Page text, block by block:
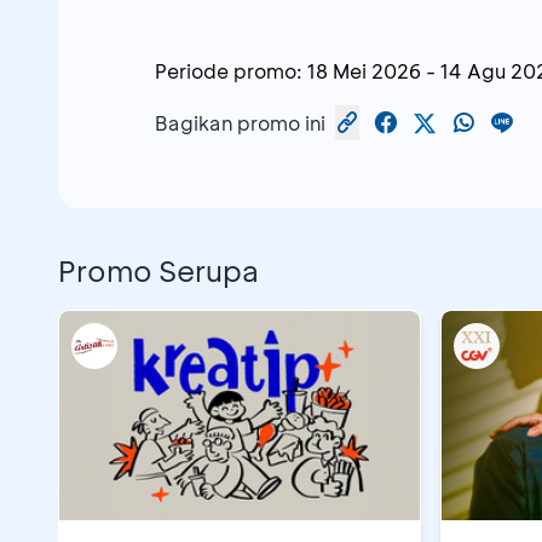
Periode promo: 18 Mei 2026 - 14 Agu
Bagikan promo ini
Promo Serupa